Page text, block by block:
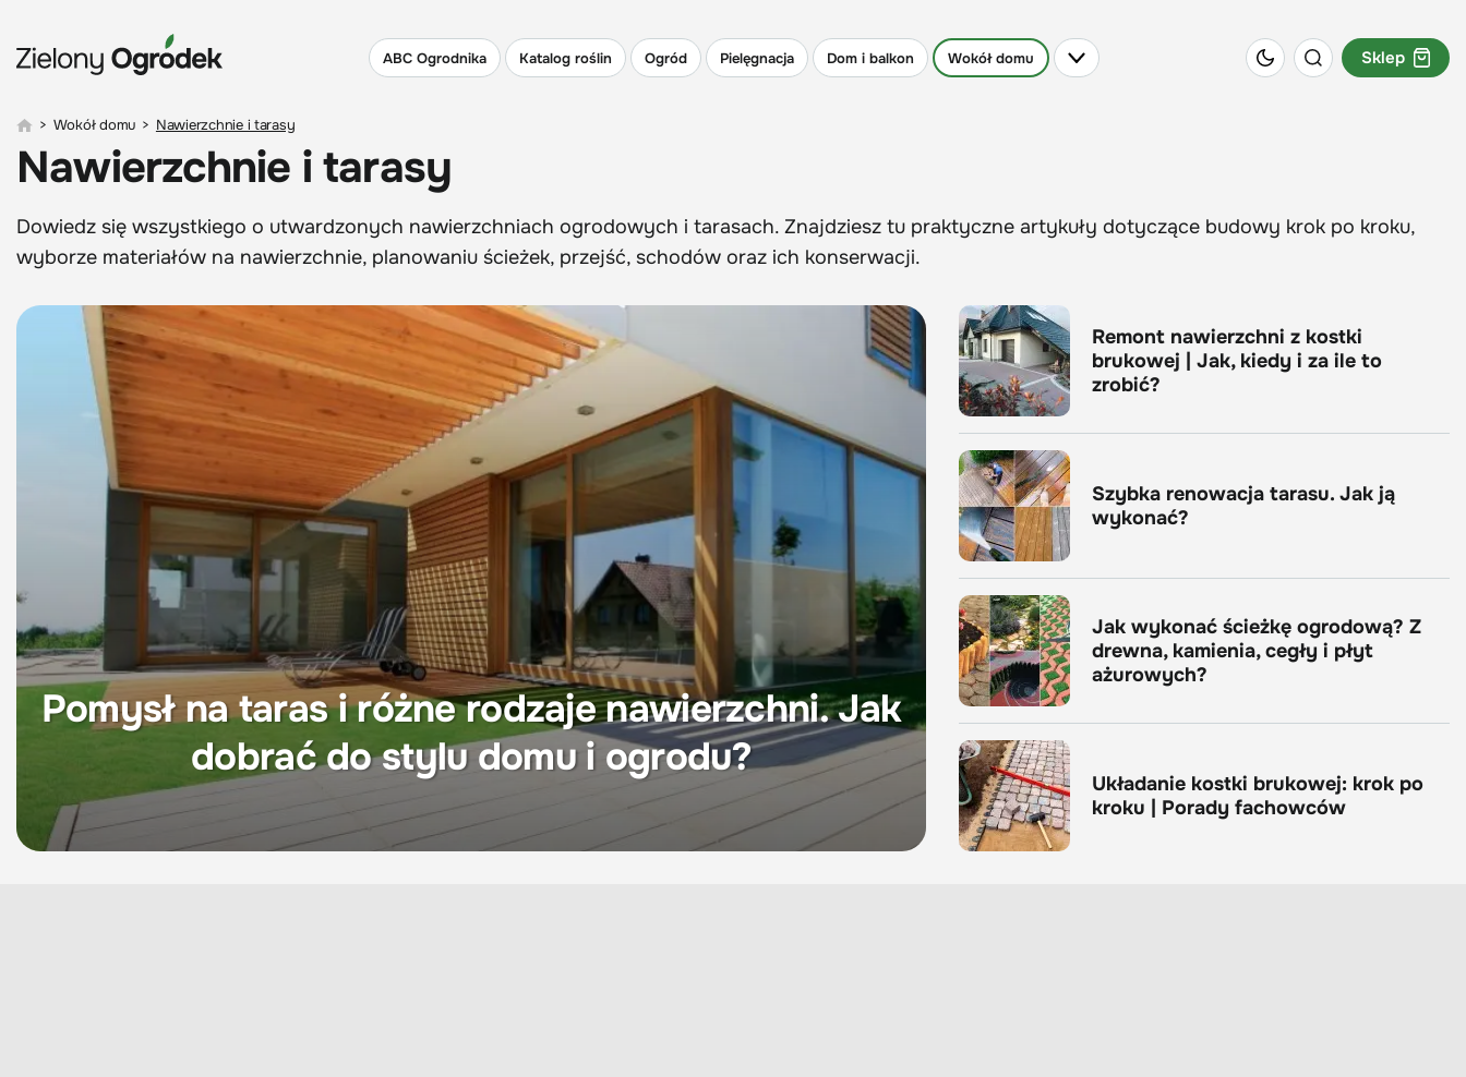
ABC Ogrodnika Katalog roślin Ogród Pielęgnacja Dom i balkon Wokół domu Sklep
> Wokół domu > Nawierzchnie i tarasy
Nawierzchnie i tarasy
Dowiedz się wszystkiego o utwardzonych nawierzchniach ogrodowych i tarasach. Znajdziesz tu praktyczne artykuły dotyczące budowy krok po kroku,
wyborze materiałów na nawierzchnie, planowaniu ścieżek, przejść, schodów oraz ich konserwacji.
Pomysł na taras i różne rodzaje nawierzchni. Jak
dobrać do stylu domu i ogrodu?
Remont nawierzchni z kostki
brukowej | Jak, kiedy i za ile to
zrobić?
Szybka renowacja tarasu. Jak ją
wykonać?
Jak wykonać ścieżkę ogrodową? Z
drewna, kamienia, cegły i płyt
ażurowych?
Układanie kostki brukowej: krok po
kroku | Porady fachowców